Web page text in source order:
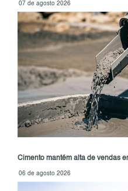
07 de agosto 2026
Cimento mantém alta de vendas
06 de agosto 2026